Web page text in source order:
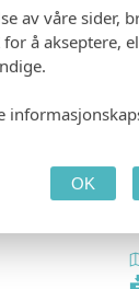
av våre sider,
å akseptere,
OK